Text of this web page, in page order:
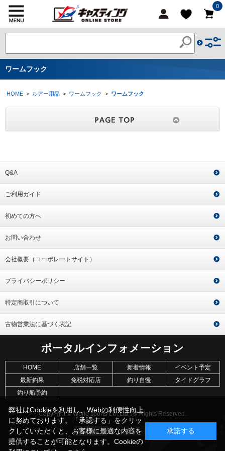
0
ワームフック
HOME > ルアー用品 > ワームフック > ワームフック
Q&A
ご利用ガイド
初めての方へ
お問い合わせ
会社概要（コーポレートサイト）
プライバシーポリシー
特定商取引について
古物営業法に基づく表記
ポータルインフォメーション
HOME 店舗一覧 新着情報
イベント予定
最新釣果
免税対応店 釣り自慢
タイドグラフ
釣り船予約
Copyright © World sports Co.,Ltd. All Rights Reserved.
弊社はCookieを利用し、Webの利便性向上
に努めております。「承認する」をクリッ
クしていただくと、お客様に最適な内容を
提供することが可能となります。Cookieの
承諾する